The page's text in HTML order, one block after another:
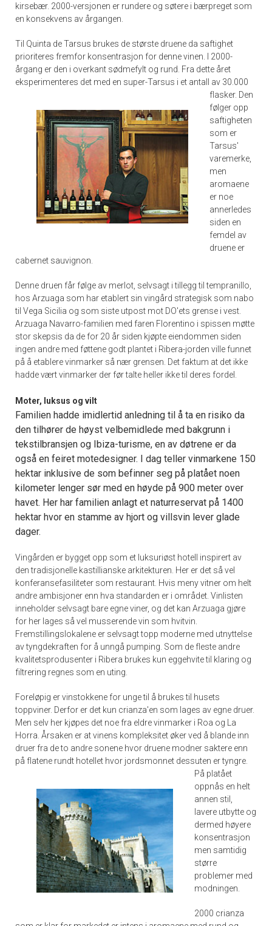
kirsebær. 2000-versjonen er rundere og søtere i bærpreget som
en konsekvens av årgangen.
Til Quinta de Tarsus brukes de største druene da saftighet
prioriteres fremfor konsentrasjon for denne vinen. I 2000-
årgang er den i overkant sødmefylt og rund. Fra dette året
eksperimenteres det med en super-Tarsus i et antall av 30.000
flasker. Den
følger opp
saftigheten
som er
Tarsus'
varemerke,
men
aromaene
er noe
annerledes
siden en
femdel av
druene er
cabernet sauvignon.
Denne druen får følge av merlot, selvsagt i tillegg til tempranillo,
hos Arzuaga som har etablert sin vingård strategisk som nabo
til Vega Sicilia og som siste utpost mot DO'ets grense i vest.
Arzuaga Navarro-familien med faren Florentino i spissen møtte
stor skepsis da de for 20 år siden kjøpte eiendommen siden
ingen andre med føttene godt plantet i Ribera-jorden ville funnet
på å etablere vinmarker så nær grensen. Det faktum at det ikke
hadde vært vinmarker der før talte heller ikke til deres fordel.
Moter, luksus og vilt
Familien hadde imidlertid anledning til å ta en risiko da
den tilhører de høyst velbemidlede med bakgrunn i
tekstilbransjen og Ibiza-turisme, en av døtrene er da
også en feiret motedesigner. I dag teller vinmarkene 150
hektar inklusive de som befinner seg på platået noen
kilometer lenger sør med en høyde på 900 meter over
havet. Her har familien anlagt et naturreservat på 1400
hektar hvor en stamme av hjort og villsvin lever glade
dager.
Vingården er bygget opp som et luksuriøst hotell inspirert av
den tradisjonelle kastillianske arkitekturen. Her er det så vel
konferansefasiliteter som restaurant. Hvis meny vitner om helt
andre ambisjoner enn hva standarden er i området. Vinlisten
inneholder selvsagt bare egne viner, og det kan Arzuaga gjøre
for her lages så vel musserende vin som hvitvin.
Fremstillingslokalene er selvsagt topp moderne med utnyttelse
av tyngdekraften for å unngå pumping. Som de fleste andre
kvalitetsprodusenter i Ribera brukes kun eggehvite til klaring og
filtrering regnes som en uting.
Foreløpig er vinstokkene for unge til å brukes til husets
toppviner. Derfor er det kun crianza'en som lages av egne druer.
Men selv her kjøpes det noe fra eldre vinmarker i Roa og La
Horra. Årsaken er at vinens kompleksitet øker ved å blande inn
druer fra de to andre sonene hvor druene modner saktere enn
på flatene rundt hotellet hvor jordsmonnet dessuten er tyngre.
På platået
oppnås en helt
annen stil,
lavere utbytte og
dermed høyere
konsentrasjon
men samtidig
større
problemer med
modningen.
2000 crianza